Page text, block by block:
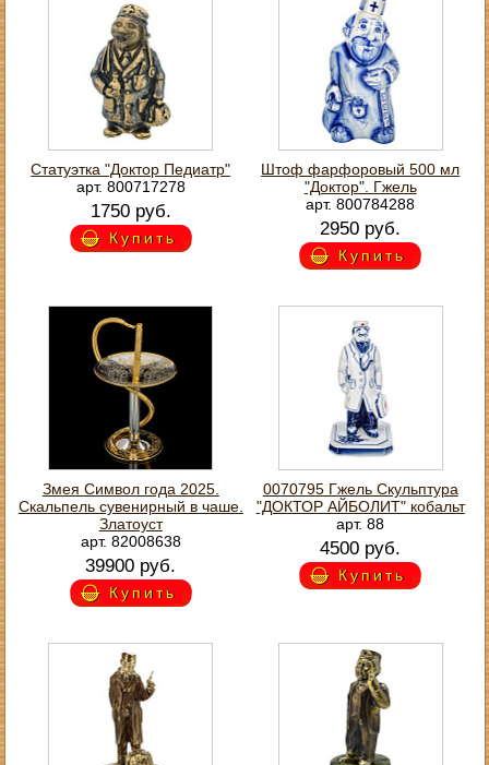
Статуэтка "Доктор Педиатр"
арт. 800717278
1750 руб.
Купить
Штоф фарфоровый 500 мл
"Доктор". Гжель
арт. 800784288
2950 руб.
Купить
Змея Символ года 2025.
Скальпель сувенирный в чаше.
Златоуст
арт. 82008638
39900 руб.
Купить
0070795 Гжель Скульптура
"ДОКТОР АЙБОЛИТ" кобальт
арт. 88
4500 руб.
Купить